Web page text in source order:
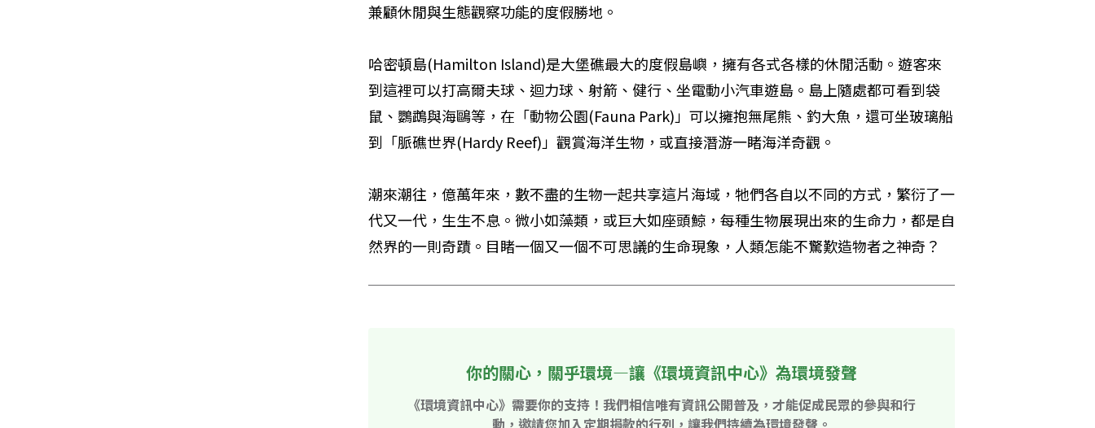
兼顧休閒與生態觀察功能的度假勝地。
哈密頓島(Hamilton Island)是大堡礁最大的度假島嶼，擁有各式各樣的休閒活動。遊客來
到這裡可以打高爾夫球、迴力球、射箭、健行、坐電動小汽車遊島。島上隨處都可看到袋
鼠、鸚鵡與海鷗等，在「動物公園(Fauna Park)」可以擁抱無尾熊、釣大魚，還可坐玻璃船
到「脈礁世界(Hardy Reef)」觀賞海洋生物，或直接潛游一睹海洋奇觀。
潮來潮往，億萬年來，數不盡的生物一起共享這片海域，牠們各自以不同的方式，繁衍了一
代又一代，生生不息。微小如藻類，或巨大如座頭鯨，每種生物展現出來的生命力，都是自
然界的一則奇蹟。目睹一個又一個不可思議的生命現象，人類怎能不驚歎造物者之神奇？
你的關心，關乎環境—讓《環境資訊中心》為環境發聲
《環境資訊中心》需要你的支持！我們相信唯有資訊公開普及，才能促成民眾的參與和行
動，邀請您加入定期捐款的行列，讓我們持續為環境發聲。